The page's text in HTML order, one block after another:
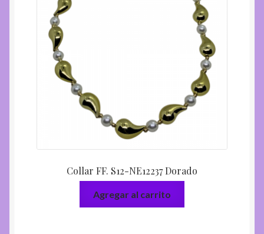
Collar FF. S12-NE12237 Dorado
Agregar al carrito